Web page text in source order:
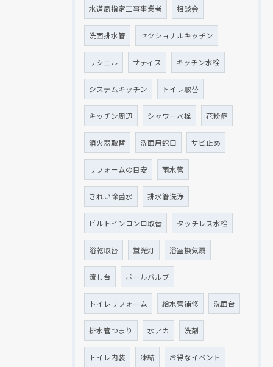
水道局指定工事事業者 相談会
洗面排水管 セクショナルキッチン
リシェル サティス キッチン水栓
システムキッチン トイレ取替
キッチン周辺 シャワー水栓 花粉症
消火器取替 洗面用蛇口 サビ止め
リフォームの目安 雨水管
きれい除菌水 排水管洗浄
ビルトインコンロ取替 タッチレス水栓
浴乾取替 蛍光灯 浴室換気扇
流し台 ボールバルブ
トイレリフォーム 給水管補修 洗面台
排水管つまり 水アカ 洗剤
トイレ内装 凍結 お得なイベント